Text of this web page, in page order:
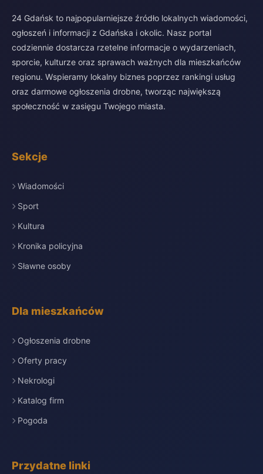
24 Gdańsk to najpopularniejsze źródło lokalnych wiadomości,
ogłoszeń i informacji z Gdańska i okolic. Nasz portal
codziennie dostarcza rzetelne informacje o wydarzeniach,
sporcie, kulturze oraz sprawach ważnych dla mieszkańców
regionu. Wspieramy lokalny biznes poprzez rankingi usług
oraz darmowe ogłoszenia drobne, tworząc największą
społeczność w zasięgu Twojego miasta.
Sekcje
Wiadomości
Sport
Kultura
Kronika policyjna
Sławne osoby
Dla mieszkańców
Ogłoszenia drobne
Oferty pracy
Nekrologi
Katalog firm
Pogoda
Przydatne linki